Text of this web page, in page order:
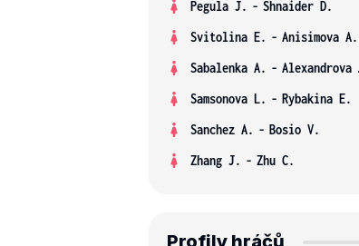
Pegula J. - Shnaider D.
Svitolina E. - Anisimova A.
Sabalenka A. -
Samsonova L. - Rybakina E.
Sanchez A. - Bosio V.
Zhang J. - Zhu C.
Profily hráčů